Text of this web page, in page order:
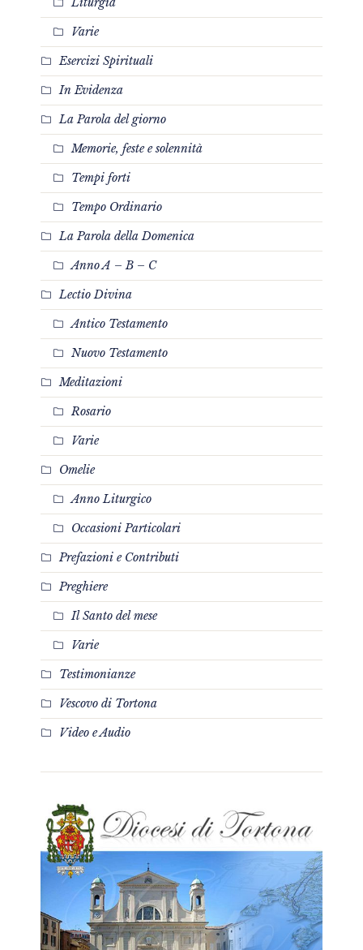
Varie
Esercizi Spirituali
In Evidenza
La Parola del giorno
Memorie, feste e solennità
Tempi forti
Tempo Ordinario
La Parola della Domenica
Anno A – B – C
Lectio Divina
Antico Testamento
Nuovo Testamento
Meditazioni
Rosario
Varie
Omelie
Anno Liturgico
Occasioni Particolari
Prefazioni e Contributi
Preghiere
Il Santo del mese
Varie
Testimonianze
Vescovo di Tortona
Video e Audio